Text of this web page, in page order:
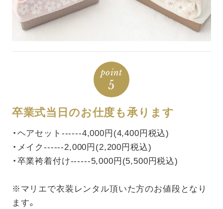
point
5
卒業式当日のお仕度も承ります
・ヘアセット------4,000円(4,400円税込)
・メイク------2,000円(2,200円税込)
・卒業袴着付け------5,000円(5,500円税込)
※マリエで衣装レンタル頂いた方のお値段となり
ます。